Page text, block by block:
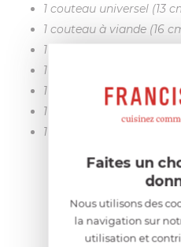
1 couteau universel (13
1 couteau à viande (16
1 couteau de chef (20 cm)
1 couteau à pain (20 cm)
1 ciseaux polyvalents
1 fusil à aiguiser
1 bloc de rangement
AIDE
AVIS
Faites un
Nous utilisons des
la navigation sur
utilisation et